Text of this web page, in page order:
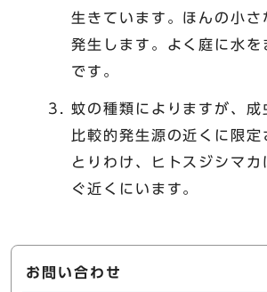
生きています。ほんの小さ
発生します。よく庭に水を
です。
蚊の種類によりますが、成
比較的発生源の近くに限定
とりわけ、ヒトスジシマカ
ぐ近くにいます。
お問い合わせ